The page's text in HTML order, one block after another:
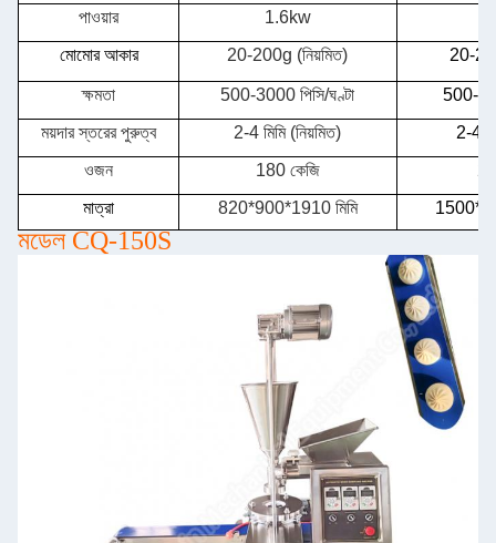
পাওয়ার
1.6kw
মোমোর আকার
20-200g (নিয়মিত) 20-
ক্ষমতা 500-3000 পিসি/ঘণ্টা
500-
ময়দার স্তরের পুরুত্ব
2-4 মিমি (নিয়মিত)
2-4
ওজন
180 কেজি
মাত্রা
820*900*1910 মিমি
মডেল CQ-150S